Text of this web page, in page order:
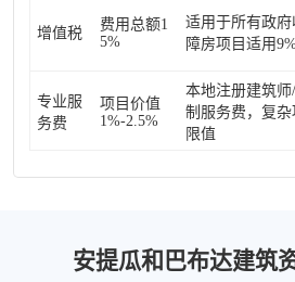
增值税
费用总额1
5%
适用于所有政
障房项目适用
专业服
务费
项目价值
1%-2.5%
本地注册建筑师
制服务费，复杂
限值
安提瓜和巴布达建筑